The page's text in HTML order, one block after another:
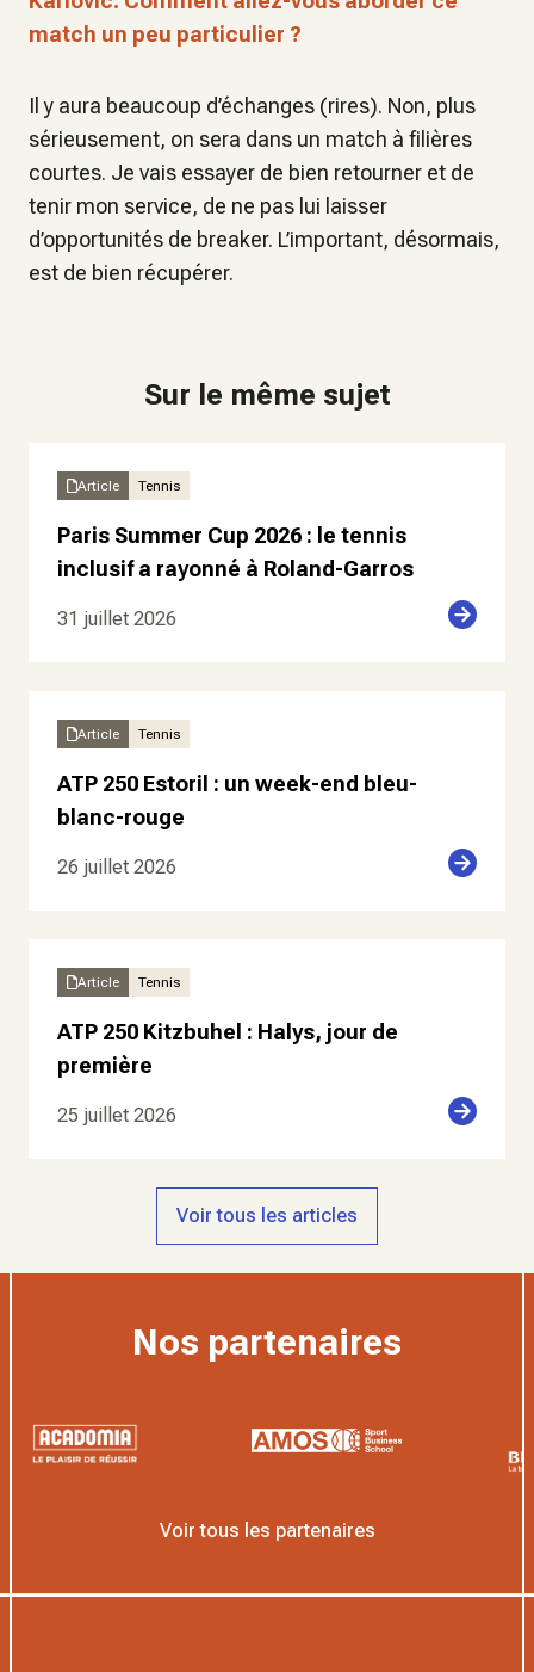
match un peu particulier ?
Il y aura beaucoup d’échanges (rires). Non, plus
sérieusement, on sera dans un match à filières
courtes. Je vais essayer de bien retourner et de
tenir mon service, de ne pas lui laisser
d’opportunités de breaker. L’important, désormais,
est de bien récupérer.
Sur le même sujet
Article Tennis
Paris Summer Cup 2026 : le tennis
inclusif a rayonné à Roland-Garros
31 juillet 2026
Article Tennis
ATP 250 Estoril : un week-end bleu-
blanc-rouge
26 juillet 2026
Article Tennis
ATP 250 Kitzbuhel : Halys, jour de
première
25 juillet 2026
Voir tous les articles
Nos partenaires
Voir tous les partenaires